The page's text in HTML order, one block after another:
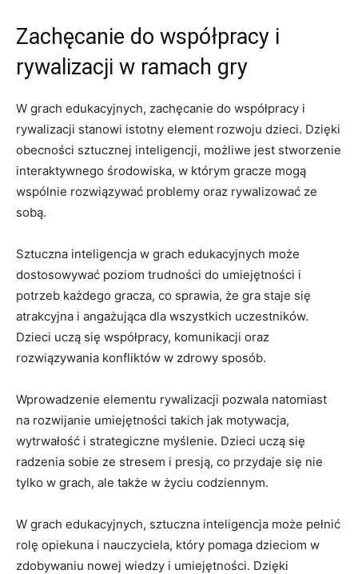
Zachęcanie do współpracy i
rywalizacji w ramach​ gry
W grach edukacyjnych, zachęcanie​ do współpracy i
rywalizacji​ stanowi istotny ‌element rozwoju dzieci. ‍Dzięki
obecności sztucznej inteligencji,⁣ możliwe jest stworzenie
interaktywnego środowiska, w którym gracze mogą
wspólnie rozwiązywać⁤ problemy ⁢oraz rywalizować ze
sobą.
Sztuczna⁣ inteligencja w grach edukacyjnych może
dostosowywać poziom trudności do umiejętności i‍
potrzeb każdego gracza, co⁢ sprawia, że gra ⁣staje się
atrakcyjna i ⁣angażująca dla ‌wszystkich ‌uczestników.
Dzieci uczą się współpracy, ⁢komunikacji oraz
rozwiązywania konfliktów w ⁣zdrowy sposób.
Wprowadzenie elementu rywalizacji pozwala natomiast
na rozwijanie umiejętności ‍takich jak motywacja,⁣
wytrwałość⁤ i strategiczne myślenie.⁢ Dzieci‌ uczą się
⁣radzenia sobie ​ze stresem i presją,‌ co przydaje⁤ się nie
tylko w ⁣grach, ale​ także w życiu⁤ codziennym.
W ‍grach edukacyjnych, sztuczna inteligencja może ​pełnić
rolę ⁢opiekuna i nauczyciela, który pomaga dzieciom w
zdobywaniu ‍nowej wiedzy⁤ i umiejętności. Dzięki